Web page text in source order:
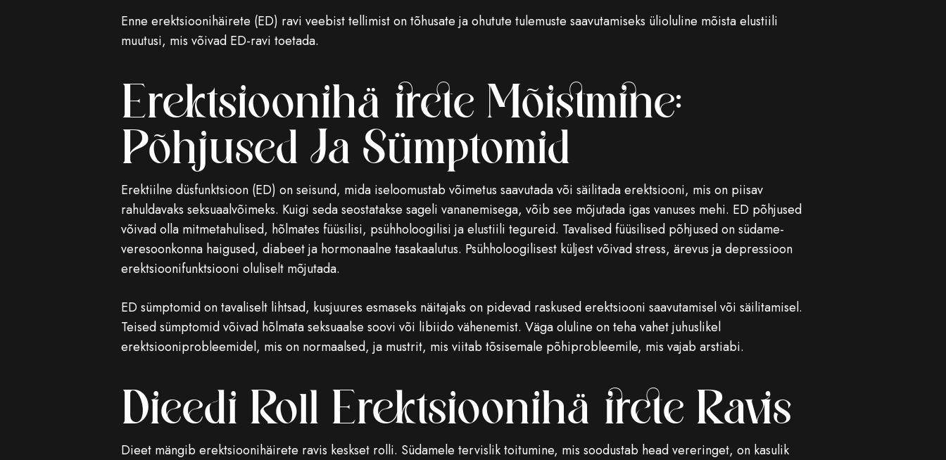
Enne erektsioonihäirete (ED) ravi veebist tellimist on tõhusate ja ohutute tulemuste saavutamiseks ülioluline mõista elustiili
muutusi, mis võivad ED-ravi toetada.
Erektsioonihäirete Mõistmine:
Põhjused Ja Sümptomid
Erektiilne düsfunktsioon (ED) on seisund, mida iseloomustab võimetus saavutada või säilitada erektsiooni, mis on piisav
rahuldavaks seksuaalvõimeks. Kuigi seda seostatakse sageli vananemisega, võib see mõjutada igas vanuses mehi. ED põhjused
võivad olla mitmetahulised, hõlmates füüsilisi, psühholoogilisi ja elustiili tegureid. Tavalised füüsilised põhjused on südame-
veresoonkonna haigused, diabeet ja hormonaalne tasakaalutus. Psühholoogilisest küljest võivad stress, ärevus ja depressioon
erektsioonifunktsiooni oluliselt mõjutada.
ED sümptomid on tavaliselt lihtsad, kusjuures esmaseks näitajaks on pidevad raskused erektsiooni saavutamisel või säilitamisel.
Teised sümptomid võivad hõlmata seksuaalse soovi või libiido vähenemist. Väga oluline on teha vahet juhuslikel
erektsiooniprobleemidel, mis on normaalsed, ja mustrit, mis viitab tõsisemale põhiprobleemile, mis vajab arstiabi.
Dieedi Roll Erektsioonihäirete Ravis
Dieet mängib erektsioonihäirete ravis keskset rolli. Südamele tervislik toitumine, mis soodustab head vereringet, on kasulik